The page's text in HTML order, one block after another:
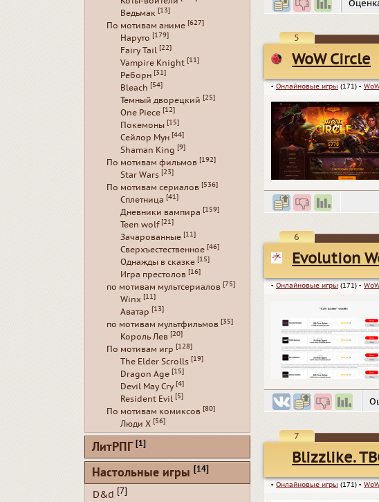
5
WoW Circle
▪ Онлайновые игры (171) ▪
6
Evolution
▪ Онлайновые игры (171) ▪
7
Blizzlike.
▪ Онлайновые игры (171) ▪
Ведьмак [13]
По мотивам аниме [627]
Наруто [179]
Fairy Tail [22]
Vampire Knight [11]
Реборн [31]
Bleach [54]
Темный дворецкий [25]
One Piece [12]
Покемоны [15]
Сейлор Мун [44]
Shaman King [9]
По мотивам фильмов [192]
Star Wars [23]
По мотивам сериалов [536]
Сплетница [41]
Дневники вампира [159]
Teen wolf [21]
Зачарованные [11]
Сверхъестественное [46]
Однажды в сказке [15]
Игра престолов [16]
по мотивам мультсериалов [75]
Winx [11]
Аватар [13]
по мотивам мультфильмов [35]
Король Лев [20]
По мотивам игр [128]
The Elder Scrolls [19]
Dragon Age [15]
Devil May Cry [4]
Resident Evil [5]
По мотивам комиксов [80]
Люди Х [56]
ЛитРПГ [1]
Настольные игры [14]
D&d [7]